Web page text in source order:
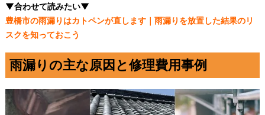
▼合わせて読みたい▼
豊橋市の雨漏りはカトペンが直します｜雨漏りを放置した結果のリ
スクを知っておこう
雨漏りの主な原因と修理費用事例